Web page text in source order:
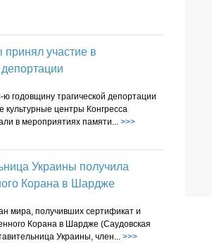
принял участие в
годовщину трагической депортации
культурные центры Конгресса
в мероприятиях памяти... >>>
Украины получила
Корана в Шардже
мира, получивших сертификат и
Корана в Шардже (Саудовская
Украины, член... >>>